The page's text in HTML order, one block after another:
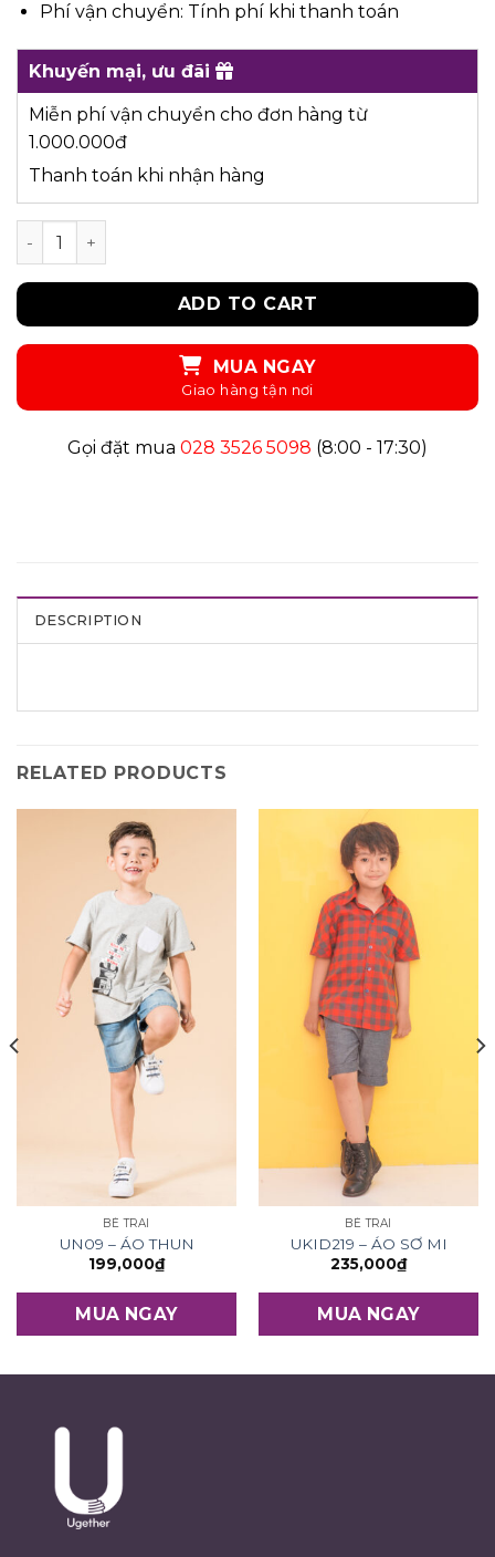
Phí vận chuyển: Tính phí khi thanh toán
Khuyến mại, ưu đãi
Miễn phí vận chuyển cho đơn hàng từ
1.000.000đ
Thanh toán khi nhận hàng
UN03 - ÁO THUN quantity
ADD TO CART
MUA NGAY
Gọi đặt mua 028 3526 5098 (8:00 - 17:30)
DESCRIPTION
RELATED PRODUCTS
BÉ TRAI
UN09 – ÁO THUN
199,000₫
MUA NGAY
BÉ TRAI
UKID219 – ÁO SƠ MI
235,000₫
MUA NGAY